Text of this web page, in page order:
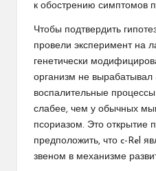
к обострению симптомов
Чтобы подтвердить
провели эксперимент на
генетически
организм не вырабатывал
воспалительные
слабее, чем у обычных
псориазом. Это открытие
предположить, что c-Rel
звеном в механизме